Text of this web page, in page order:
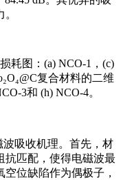
耗图：(a) NCO-1，(c)
复合材料的二维
3和 (h) NCO-4。
波吸收机理。首先，材
抗匹配，使得电磁波最
位缺陷作为偶极子，